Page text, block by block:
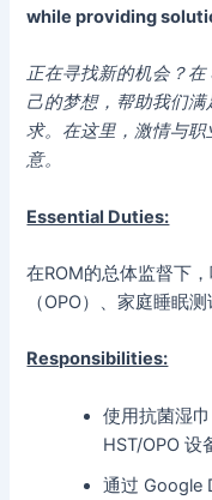
while providing
正在寻找新的机会？
己的梦想，帮助我们
求。在这里，激情与
意。
Essential Duties:
在ROM的总体监督下
（OPO）、家庭睡眠
Responsibilities:
使用抗菌湿
HST/OPO 设
通过 Google